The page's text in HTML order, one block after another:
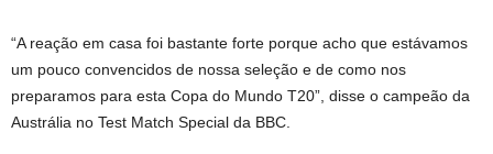
“A reação em casa foi bastante forte porque acho que estávamos
um pouco convencidos de nossa seleção e de como nos
preparamos para esta Copa do Mundo T20”, disse o campeão da
Austrália no Test Match Special da BBC.